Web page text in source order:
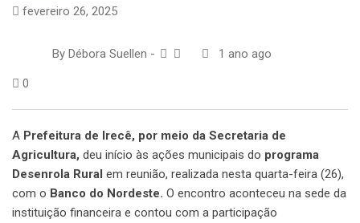
fevereiro 26, 2025
By Débora Suellen - 1 ano ago
0
A Prefeitura de Irecê, por meio da Secretaria de
Agricultura, deu início às ações municipais do programa
Desenrola Rural em reunião, realizada nesta quarta-feira (26),
com o Banco do Nordeste. O encontro aconteceu na sede da
instituição financeira e contou com a participação